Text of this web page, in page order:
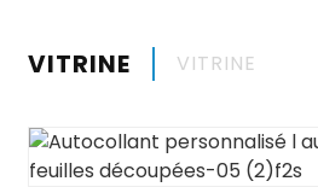
VITRINE VITRINE